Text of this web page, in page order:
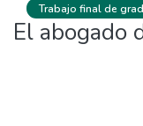
Trabajo final de
El abogado